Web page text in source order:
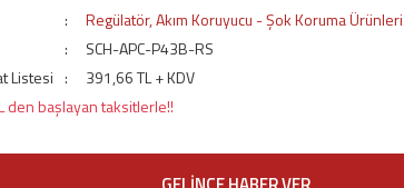
Regülatör, Akım Koruyucu - Şok Koruma Ürünleri
SCH-APC-P43B-RS
Listesi
391,66 TL + KDV
den başlayan taksitlerle!!